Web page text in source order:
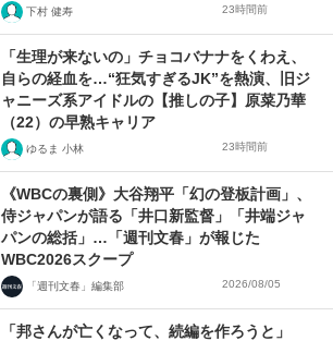
下村 健寿 23時間前
「生理が来ないの」チョコバナナをくわえ、
自らの経血を…“狂気すぎるJK”を熱演、旧ジ
ャニーズ系アイドルの【推しの子】原菜乃華
（22）の早熟キャリア
ゆるま 小林 23時間前
《WBCの裏側》大谷翔平「幻の登板計画」、
侍ジャパンが語る「井口新監督」「井端ジャ
パンの総括」…「週刊文春」が報じた
WBC2026スクープ
「週刊文春」編集部 2026/08/05
「邦さんが亡くなって、続編を作ろうと」